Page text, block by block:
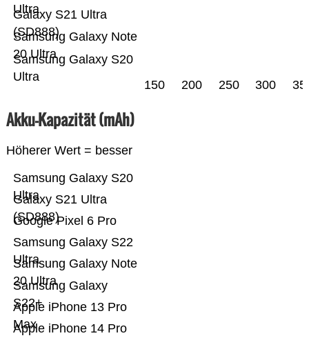
Samsung Galaxy S20
Ultra
Samsung Galaxy Note
20 Ultra
Galaxy S21 Ultra
(SD888)
Ultra
150 200 250 300
Akku-Kapazität (mAh)
Höherer Wert = besser
Apple iPhone 14 Pro
Apple iPhone 13 Pro
Max
Samsung Galaxy
S22+
Samsung Galaxy Note
20 Ultra
Samsung Galaxy S22
Ultra
Google Pixel 6 Pro
Galaxy S21 Ultra
(SD888)
Samsung Galaxy S20
Ultra